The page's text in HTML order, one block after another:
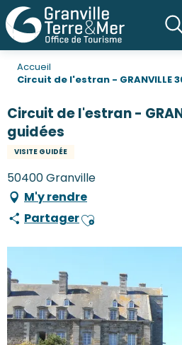
Accueil
Circuit de l'estran - GRANVILLE
Circuit de l'estran -
guidées
VISITE GUIDÉE
50400 Granville
M'y rendre
PartagerAjouter aux favoris